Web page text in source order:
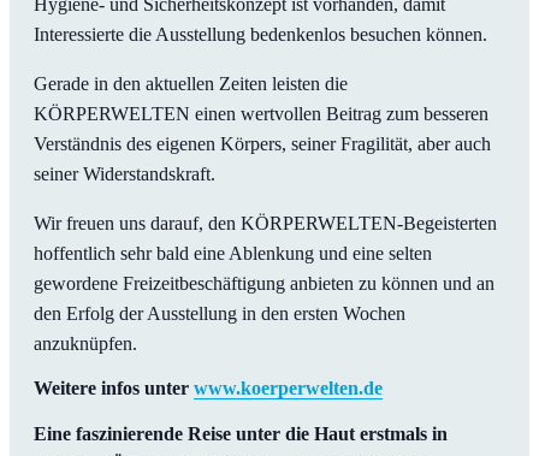
Interessierte die Ausstellung bedenkenlos besuchen können.
Gerade in den aktuellen Zeiten leisten die
KÖRPERWELTEN einen wertvollen Beitrag zum besseren
Verständnis des eigenen Körpers, seiner Fragilität, aber auch
seiner Widerstandskraft.
Wir freuen uns darauf, den KÖRPERWELTEN-Begeisterten
hoffentlich sehr bald eine Ablenkung und eine selten
gewordene Freizeitbeschäftigung anbieten zu können und an
den Erfolg der Ausstellung in den ersten Wochen
anzuknüpfen.
Weitere infos unter www.koerperwelten.de
Eine faszinierende Reise unter die Haut erstmals in